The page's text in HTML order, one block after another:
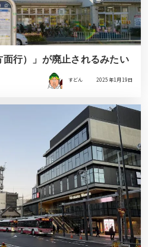
行）」が廃止されるみたい
すどん 2025年1月19日